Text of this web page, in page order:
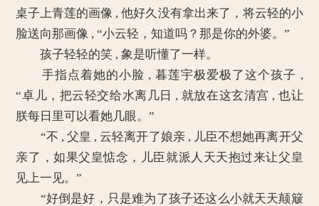
桌子上青莲的画像 , 他好久没有拿出来了，将云轻的小
脸送向那画像 , “小云轻，知道吗？那是你的外婆。”
孩子轻轻的笑 , 象是听懂了一样。
手指点着她的小脸 , 暮莲宇极爱极了这个孩子 ,
“卓儿，把云轻交给水离几日 , 就放在这玄清宫 , 也让
朕每日里可以看她几眼。”
“不 , 父皇 , 云轻离开了娘亲 , 儿臣不想她再离开父
亲了，如果父皇惦念，儿臣就派人天天抱过来让父皇
见上一见。”
“好倒是好，只是难为了孩子还这么小就天天颠簸